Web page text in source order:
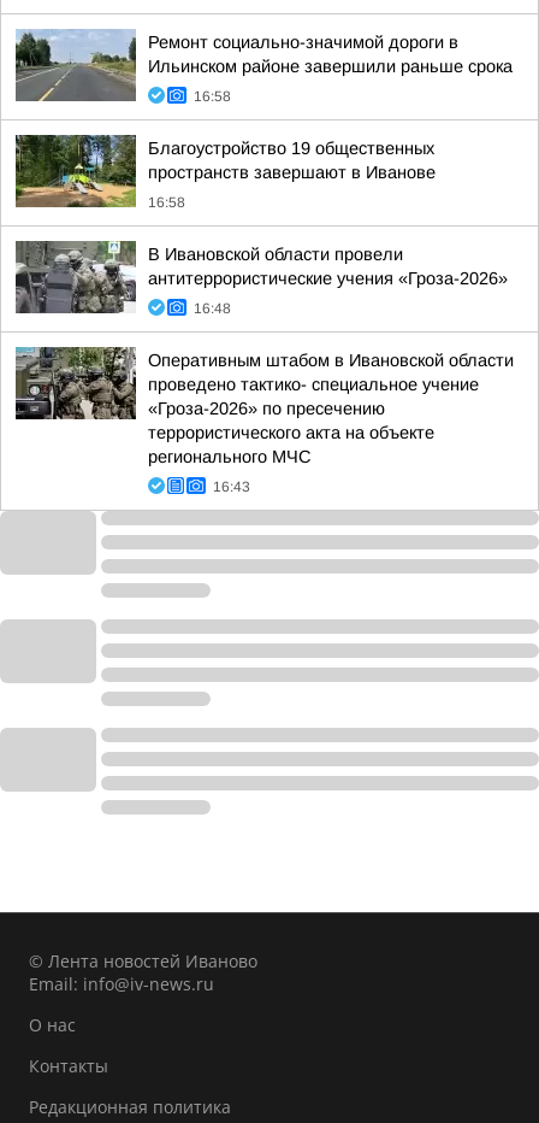
Ремонт социально-значимой дороги в
Ильинском районе завершили раньше срока
16:58
Благоустройство 19 общественных
пространств завершают в Иванове
16:58
В Ивановской области провели
антитеррористические учения «Гроза-2026»
16:48
Оперативным штабом в Ивановской области
проведено тактико- специальное учение
«Гроза-2026» по пресечению
террористического акта на объекте
регионального МЧС
16:43
© Лента новостей Иваново
Email: info@iv-news.ru
О нас
Контакты
Редакционная политика